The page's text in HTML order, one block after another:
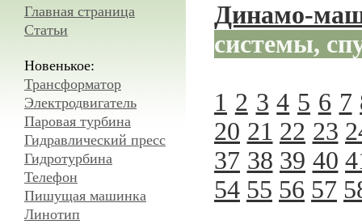
Динамо-
системы,
1 2 3 4 5 6 7
20 21 22 23
37 38 39 40
54 55 56 57
Главная страница
Статьи
Новенькое:
Трансформатор
Электродвигатель
Паровая турбина
Гидравлический пресс
Гидротурбина
Телефон
Пишущая машинка
Линотип